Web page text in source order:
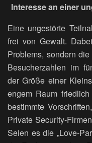
Interesse an einer
Eine ungestörte
frei von Gewalt.
Problems, sondern
Besucherzahlen im
der Größe einer
engem Raum
bestimmte
Private Security-
Seien es die „Love-